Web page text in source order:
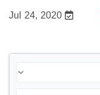
Jul 24, 2020